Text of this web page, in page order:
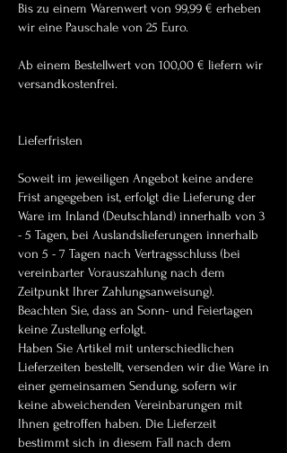
Bis zu einem Warenwert von 99,99 € erheben
wir eine Pauschale von 25 Euro.
Ab einem Bestellwert von 100,00 € liefern wir
versandkostenfrei.
Lieferfristen
Soweit im jeweiligen Angebot keine andere
Frist angegeben ist, erfolgt die Lieferung der
Ware im Inland (Deutschland) innerhalb von 3
- 5 Tagen, bei Auslandslieferungen innerhalb
von 5 - 7 Tagen nach Vertragsschluss (bei
vereinbarter Vorauszahlung nach dem
Zeitpunkt Ihrer Zahlungsanweisung).
Beachten Sie, dass an Sonn- und Feiertagen
keine Zustellung erfolgt.
Haben Sie Artikel mit unterschiedlichen
Lieferzeiten bestellt, versenden wir die Ware in
einer gemeinsamen Sendung, sofern wir
keine abweichenden Vereinbarungen mit
Ihnen getroffen haben. Die Lieferzeit
bestimmt sich in diesem Fall nach dem